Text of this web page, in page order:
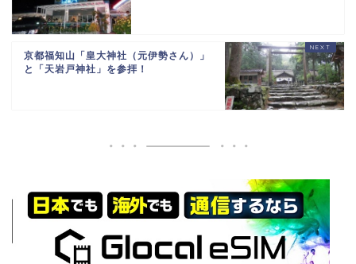
京都福知山「皇大神社（元伊勢さん）」
と「天岩戸神社」を参拝！